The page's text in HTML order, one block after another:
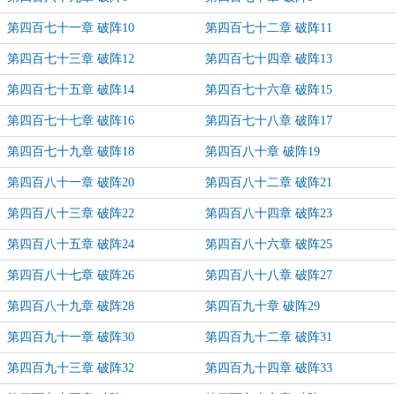
第四百七十一章 破阵10 第四百七十二章 破阵11
第四百七十三章 破阵12 第四百七十四章 破阵13
第四百七十五章 破阵14 第四百七十六章 破阵15
第四百七十七章 破阵16 第四百七十八章 破阵17
第四百七十九章 破阵18 第四百八十章 破阵19
第四百八十一章 破阵20 第四百八十二章 破阵21
第四百八十三章 破阵22 第四百八十四章 破阵23
第四百八十五章 破阵24 第四百八十六章 破阵25
第四百八十七章 破阵26 第四百八十八章 破阵27
第四百八十九章 破阵28 第四百九十章 破阵29
第四百九十一章 破阵30 第四百九十二章 破阵31
第四百九十三章 破阵32 第四百九十四章 破阵33